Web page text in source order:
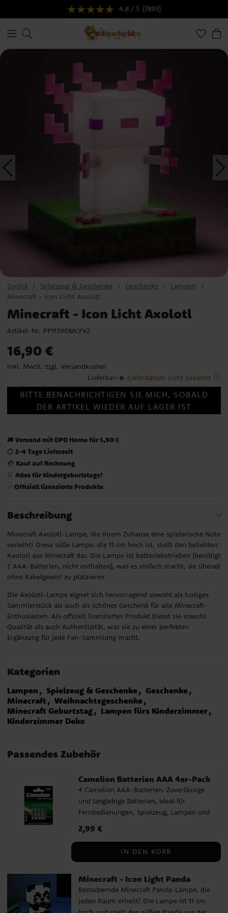
4.8 / 5 (7893)
Zurück Spielzeug & Geschenke Geschenke
Lampen
Minecraft - Icon Licht Axolotl
Minecraft - Icon Licht Axolotl
Artikel-Nr. PP11390MCFV2
Preis
:16,90 €
16,90 €
inkl. MwSt. zzgl. Versandkosten
Lieferbar: Lieferdatum nicht bekannt
BITTE BENACHRICHTIGEN SIE MICH, SOBALD
DER ARTIKEL WIEDER AUF LAGER IST
🚚 Versand mit DPD Home für 5,90 €
⏱️ 2-4 Tage Lieferzeit
💳 Kauf auf Rechnung
🎈 Alles für Kindergeburtstage!
✅ Offiziell lizenzierte Produkte
Beschreibung
Minecraft Axolotl-Lampe, die Ihrem Zuhause eine spielerische Note
verleiht! Diese süße Lampe, die 11 cm hoch ist, stellt den beliebten
Axolotl aus Minecraft dar. Die Lampe ist batteriebetrieben (benötigt
2 AAA-Batterien, nicht enthalten), was es einfach macht, sie überall
ohne Kabelgewirr zu platzieren.
Die Axolotl-Lampe eignet sich hervorragend sowohl als lustiges
Sammlerstück als auch als schönes Geschenk für alle Minecraft-
Enthusiasten. Als offiziell lizenziertes Produkt bietet sie sowohl
Qualität als auch Authentizität, was sie zu einer perfekten
Ergänzung für jede Fan-Sammlung macht.
Kategorien
Lampen Spielzeug & Geschenke
Geschenke
Minecraft
Weihnachtsgeschenke
Minecraft Geburtstag
Lampen fürs Kinderzimmer
Kinderzimmer Deko
Passendes Zubehör
Camelion Batterien AAA 4er-Pack
4 Camelion AAA-Batterien. Zuverlässige
und langlebige Batterien, ideal für
Fernbedienungen, Spielzeug, Lampen und
Preis :2,99 €
2,99 €
IN DEN KORB
Minecraft - Icon Light Panda
Bezaubernde Minecraft Panda-Lampe, die
jeden Raum erhellt! Die Lampe ist 11 cm